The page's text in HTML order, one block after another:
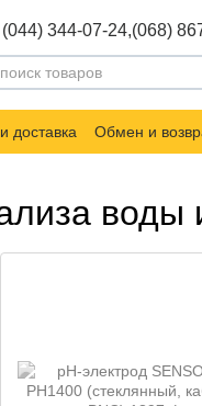
(044) 344-07-24,(068)
доставка Обмен и
воды